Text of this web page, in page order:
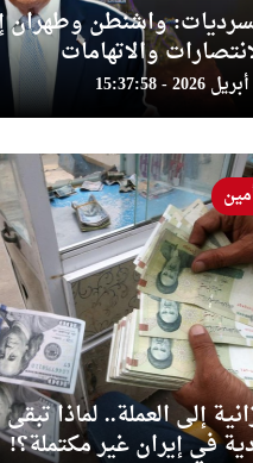
واشنطن وطهران
والاتهامات
إلى العملة.. لماذا
في إيران غير مكتملة؟!